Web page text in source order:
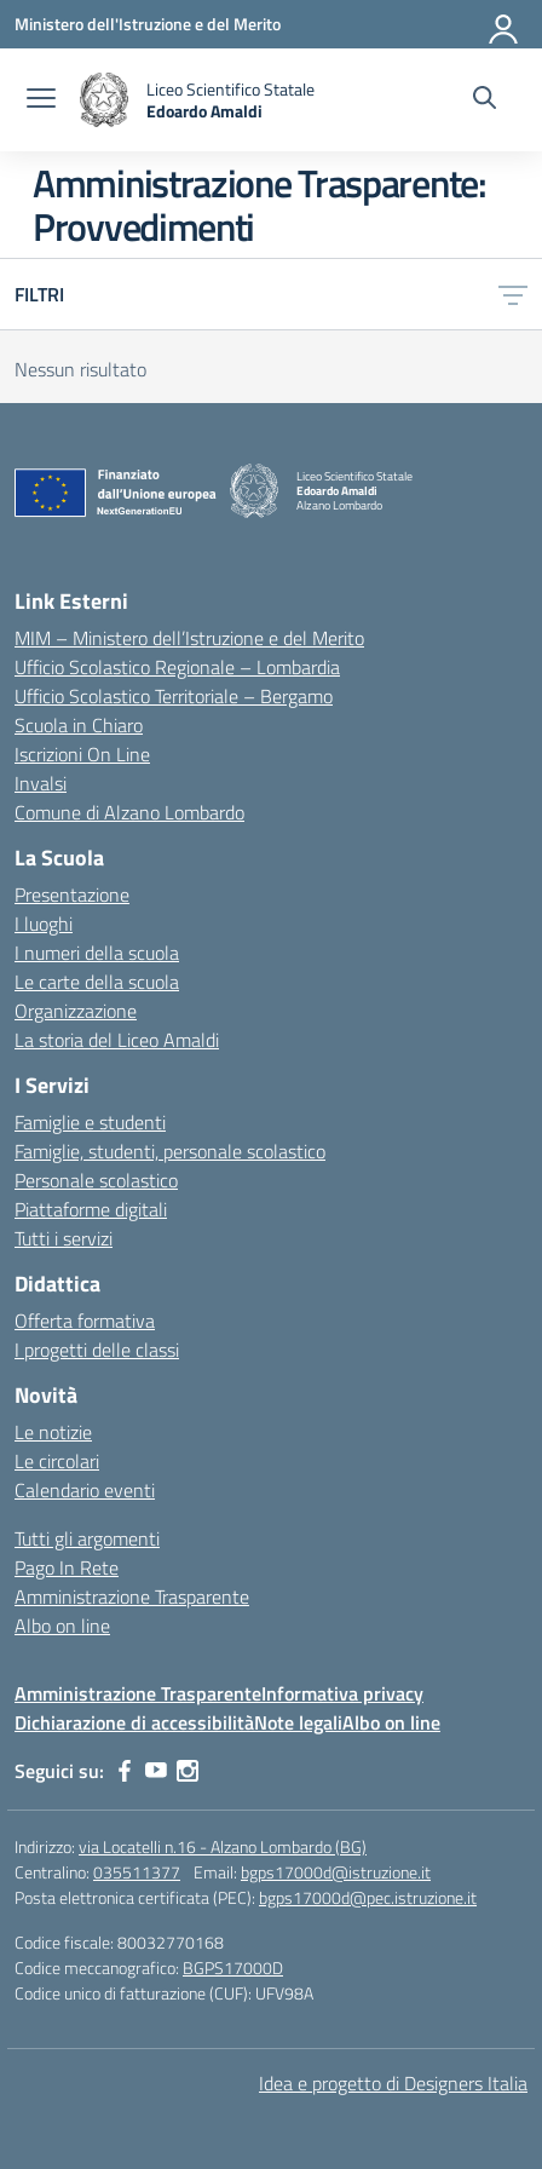
Vai ai contenuti
Vai al menu di navigazione
Vai al footer
Ministero dell'Istruzione e del Merito
Liceo Scientifico Statale
Edoardo Amaldi
Amministrazione Trasparente:
Provvedimenti
FILTRI
Nessun risultato
Liceo Scientifico Statale
Edoardo Amaldi
Alzano Lombardo
Link Esterni
MIM – Ministero dell’Istruzione e del Merito
Ufficio Scolastico Regionale – Lombardia
Ufficio Scolastico Territoriale – Bergamo
Scuola in Chiaro
Iscrizioni On Line
Invalsi
Comune di Alzano Lombardo
La Scuola
Presentazione
I luoghi
I numeri della scuola
Le carte della scuola
Organizzazione
La storia del Liceo Amaldi
I Servizi
Famiglie e studenti
Famiglie, studenti, personale scolastico
Personale scolastico
Piattaforme digitali
Tutti i servizi
Didattica
Offerta formativa
I progetti delle classi
Novità
Le notizie
Le circolari
Calendario eventi
Tutti gli argomenti
Pago In Rete
Amministrazione Trasparente
Albo on line
Amministrazione TrasparenteInformativa privacy
Dichiarazione di accessibilitàNote legaliAlbo on line
Seguici su:
Indirizzo:via Locatelli n.16 - Alzano Lombardo (BG)
Centralino:035511377 Email: bgps17000d@istruzione.it
Posta elettronica certificata (PEC): bgps17000d@pec.istruzione.it
Codice fiscale: 80032770168
Codice meccanografico: BGPS17000D
Codice unico di fatturazione (CUF): UFV98A
Idea e progetto di Designers Italia